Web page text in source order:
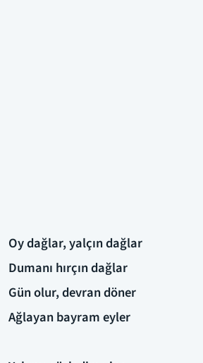
Oy dağlar, yalçın dağlar
Dumanı hırçın dağlar
Gün olur, devran döner
Ağlayan bayram eyler